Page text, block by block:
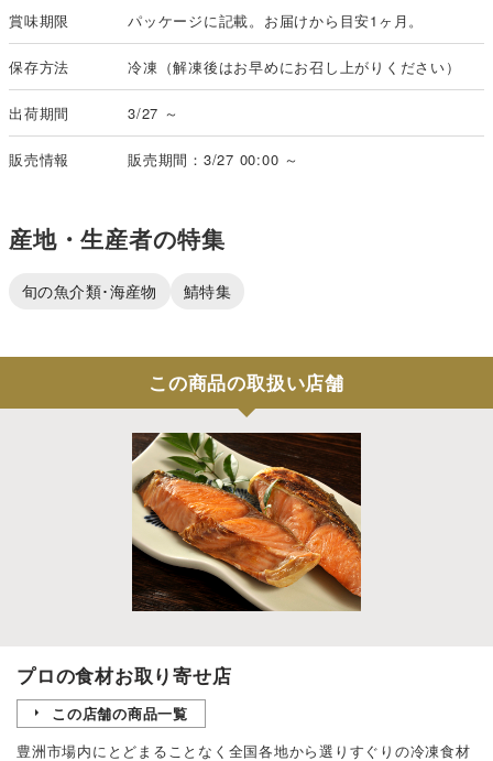
賞味期限 パッケージに記載。お届けから目安1ヶ月。
保存方法 冷凍（解凍後はお早めにお召し上がりください）
出荷期間 3/27 ～
販売情報 販売期間：3/27 00:00 ～
産地・生産者の特集
旬の魚介類･海産物 鯖特集
この商品の取扱い店舗
プロの食材お取り寄せ店
この店舗の商品一覧
豊洲市場内にとどまることなく全国各地から選りすぐりの冷凍食材